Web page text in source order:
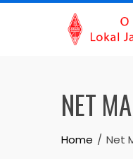
Skip
NET
Home Net